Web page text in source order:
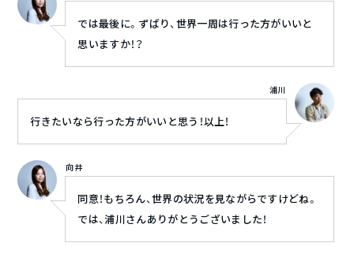
では最後に。ずばり、世界一周は行った方がいいと
思いますか！？
行きたいなら行った方がいいと思う！以上！
浦川
向井
同意！もちろん、世界の状況を見ながらですけどね。
では、浦川さんありがとうございました！